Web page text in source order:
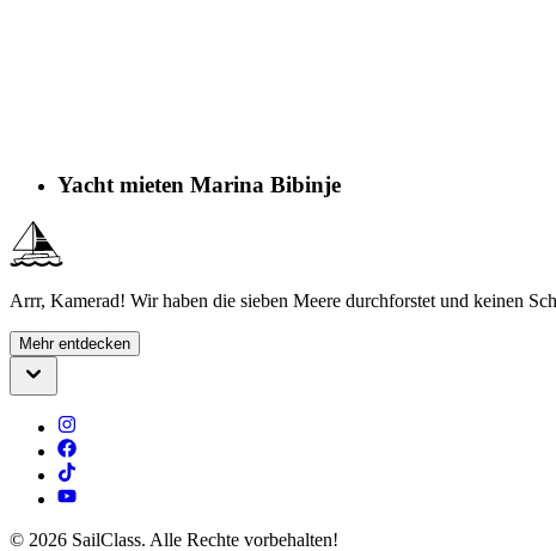
Yacht mieten Marina Bibinje
Arrr, Kamerad! Wir haben die sieben Meere durchforstet und keinen
Mehr entdecken
© 2026 SailClass. Alle Rechte vorbehalten!